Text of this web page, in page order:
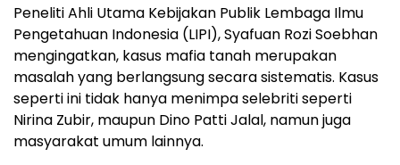
Peneliti Ahli Utama Kebijakan Publik Lembaga Ilmu
Pengetahuan Indonesia (LIPI), Syafuan Rozi Soebhan
mengingatkan, kasus mafia tanah merupakan
masalah yang berlangsung secara sistematis. Kasus
seperti ini tidak hanya menimpa selebriti seperti
Nirina Zubir, maupun Dino Patti Jalal, namun juga
masyarakat umum lainnya.